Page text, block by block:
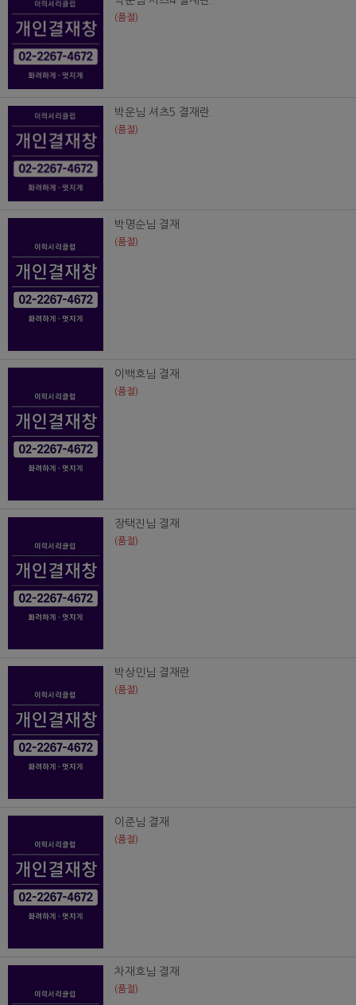
(품절)
박운님 셔츠5 결재란.
(품절)
박명순님 결재
(품절)
이백호님 결재
(품절)
장택진님 결재
(품절)
박상민님 결재란
(품절)
이준님 결재
(품절)
차재호님 결재
(품절)